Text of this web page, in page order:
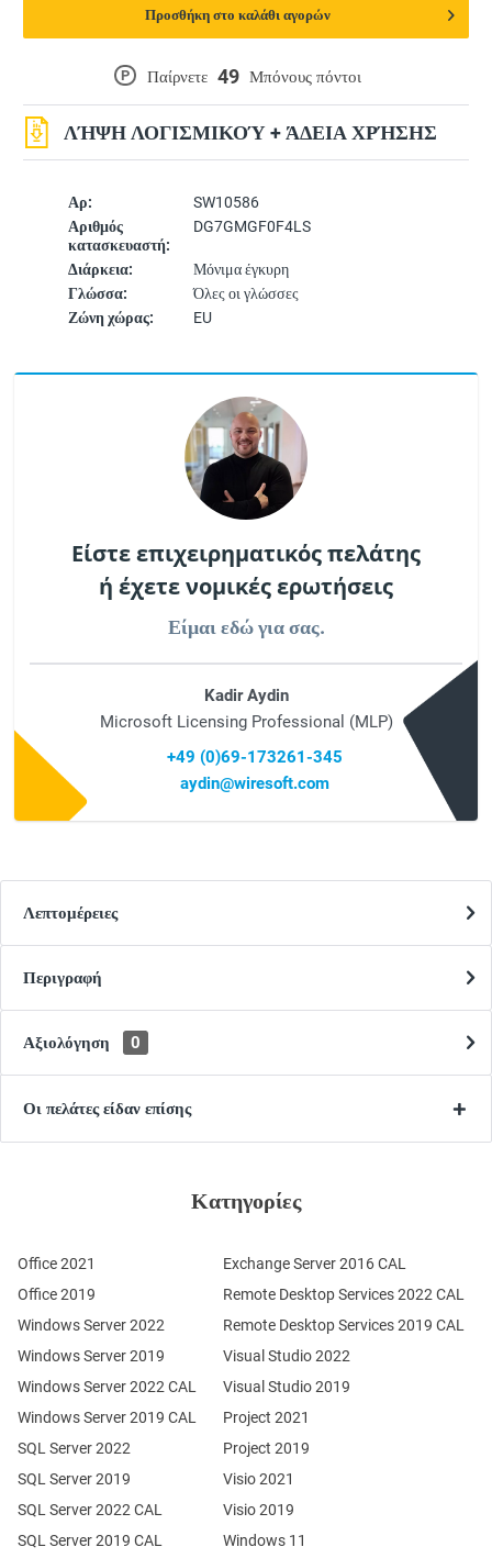
Αρ:
SW10586
Αριθμός
κατασκευαστή:
DG7GMGF0F4LS
Διάρκεια:
Μόνιμα έγκυρη
Γλώσσα:
Όλες οι γλώσσες
Ζώνη χώρας:
EU
P Παίρνετε 49 Μπόνους πόντοι
ΛΉΨΗ ΛΟΓΙΣΜΙΚΟΎ + ΆΔΕΙΑ ΧΡΉΣΗΣ
Προσθήκη στο καλάθι αγορών
Είστε επιχειρηματικός πελάτης
ή έχετε νομικές ερωτήσεις
Είμαι εδώ για σας.
Kadir Aydin
Microsoft Licensing Professional (MLP)
+49 (0)69-173261-345
aydin@wiresoft.com
Λεπτομέρειες
Περιγραφή
Αξιολόγηση 0
Οι πελάτες είδαν επίσης
Κατηγορίες
Office 2021
Office 2019
Windows Server 2022
Windows Server 2019
SQL Server 2022
SQL Server 2019
Windows Server 2022 CAL
Windows Server 2019 CAL
SQL Server 2022 CAL
SQL Server 2019 CAL
Remote Desktop Services 2022 CAL
Remote Desktop Services 2019 CAL
Exchange Server 2016 CAL
Visual Studio 2022
Visual Studio 2019
Project 2021
Project 2019
Visio 2021
Visio 2019
Windows 11